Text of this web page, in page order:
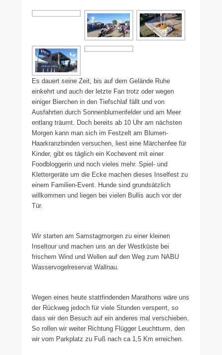
Es dauert seine Zeit, bis auf dem Gelände Ruhe
einkehrt und auch der letzte Fan trotz oder wegen
einiger Bierchen in den Tiefschlaf fällt und von
Ausfahrten durch Sonnenblumenfelder und am Meer
entlang träumt. Doch bereits ab 10 Uhr am nächsten
Morgen kann man sich im Festzelt am Blumen-
Haarkranzbinden versuchen, liest eine Märchenfee für
Kinder, gibt es täglich ein Kochevent mit einer
Foodbloggerin und noch vieles mehr. Spiel- und
Klettergeräte um die Ecke machen dieses Inselfest zu
einem Familien-Event. Hunde sind grundsätzlich
willkommen und liegen bei vielen Bullis auch vor der
Tür.
Wir starten am Samstagmorgen zu einer kleinen
Inseltour und machen uns an der Westküste bei
frischem Wind und Wellen auf den Weg zum NABU
Wasservogelreservat Wallnau.
Wegen eines heute stattfindenden Marathons wäre uns
der Rückweg jedoch für viele Stunden versperrt, so
dass wir den Besuch auf ein anderes mal verschieben.
So rollen wir weiter Richtung Flügger Leuchtturm, den
wir vom Parkplatz zu Fuß nach ca 1,5 Km erreichen.